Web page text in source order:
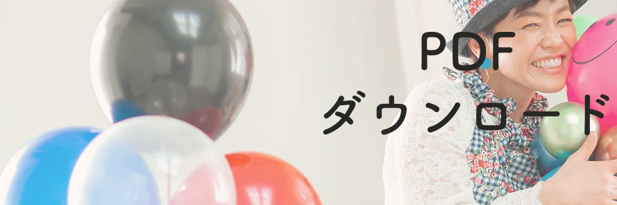
PDF
ダウンロード